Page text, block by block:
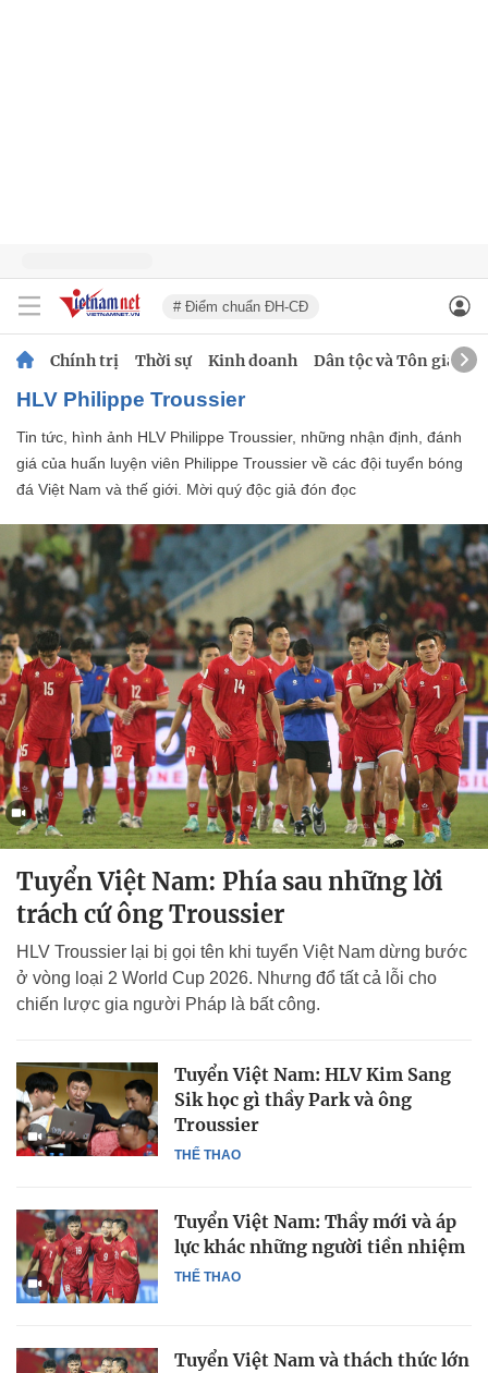
# Điểm chuẩn ĐH-CĐ
Chính trị Thời sự Kinh doanh Dân tộc và Tôn giáo
HLV Philippe Troussier
Tin tức, hình ảnh HLV Philippe Troussier, những nhận định, đánh
giá của huấn luyện viên Philippe Troussier về các đội tuyển bóng
đá Việt Nam và thế giới. Mời quý độc giả đón đọc
Tuyển Việt Nam: Phía sau những lời
trách cứ ông Troussier
HLV Troussier lại bị gọi tên khi tuyển Việt Nam dừng bước
ở vòng loại 2 World Cup 2026. Nhưng đổ tất cả lỗi cho
chiến lược gia người Pháp là bất công.
THỂ THAO
Tuyển Việt Nam: HLV Kim Sang
Sik học gì thầy Park và ông
Troussier
THỂ THAO
Tuyển Việt Nam: Thầy mới và áp
lực khác những người tiền nhiệm
Tuyển Việt Nam và thách thức lớn